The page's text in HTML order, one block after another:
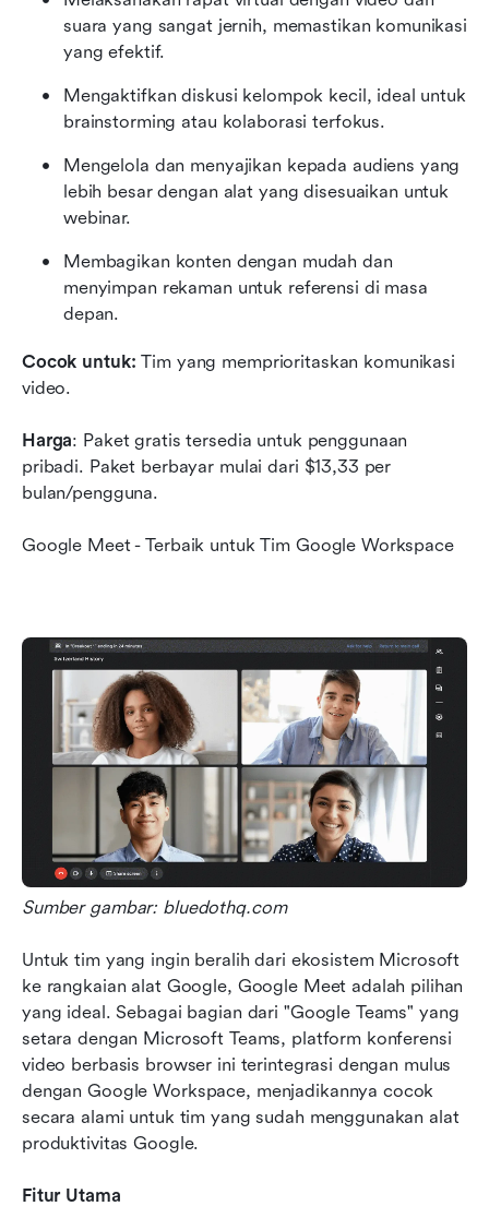
suara yang sangat jernih, memastikan komunikasi
yang efektif.
Mengaktifkan diskusi kelompok kecil, ideal untuk
brainstorming atau kolaborasi terfokus.
Mengelola dan menyajikan kepada audiens yang
lebih besar dengan alat yang disesuaikan untuk
webinar.
Membagikan konten dengan mudah dan
menyimpan rekaman untuk referensi di masa
depan.
Cocok untuk: Tim yang memprioritaskan komunikasi
video.
Harga: Paket gratis tersedia untuk penggunaan
pribadi. Paket berbayar mulai dari $13,33 per
bulan/pengguna.
Google Meet - Terbaik untuk Tim Google Workspace
Sumber gambar: bluedothq.com
Untuk tim yang ingin beralih dari ekosistem Microsoft
ke rangkaian alat Google, Google Meet adalah pilihan
yang ideal. Sebagai bagian dari "Google Teams" yang
setara dengan Microsoft Teams, platform konferensi
video berbasis browser ini terintegrasi dengan mulus
dengan Google Workspace, menjadikannya cocok
secara alami untuk tim yang sudah menggunakan alat
produktivitas Google.
Fitur Utama